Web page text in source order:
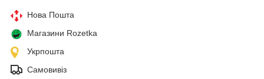
Нова Пошта
Магазини Rozetka
Укрпошта
Самовивіз